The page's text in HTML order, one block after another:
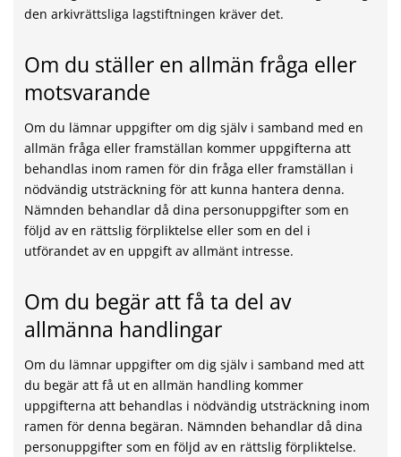
den arkivrättsliga lagstiftningen kräver det.
Om du ställer en allmän fråga eller
motsvarande
Om du lämnar uppgifter om dig själv i samband med en
allmän fråga eller framställan kommer uppgifterna att
behandlas inom ramen för din fråga eller framställan i
nödvändig utsträckning för att kunna hantera denna.
Nämnden behandlar då dina personuppgifter som en
följd av en rättslig förpliktelse eller som en del i
utförandet av en uppgift av allmänt intresse.
Om du begär att få ta del av
allmänna handlingar
Om du lämnar uppgifter om dig själv i samband med att
du begär att få ut en allmän handling kommer
uppgifterna att behandlas i nödvändig utsträckning inom
ramen för denna begäran. Nämnden behandlar då dina
personuppgifter som en följd av en rättslig förpliktelse.